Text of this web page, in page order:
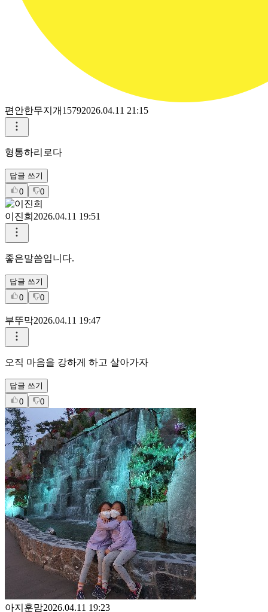
편안한무지개15792026.04.11 21:15
형통하리로다
답글 쓰기
0
0
이진희 2026.04.11 19:51
좋은말씀입니다.
답글 쓰기
0
0
부뚜막2026.04.11 19:47
오직 마음을 강하게 하고 살아가자
답글 쓰기